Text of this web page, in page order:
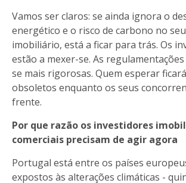
Vamos ser claros: se ainda ignora o
energético e o risco de carbono no
imobiliário, está a ficar para trás. Os
estão a mexer-se. As
se mais rigorosas. Quem esperar
obsoletos enquanto os seus
frente.
Por que razão os investidores
comerciais precisam de agir agora
Portugal está entre os países
expostos às alterações climáticas -